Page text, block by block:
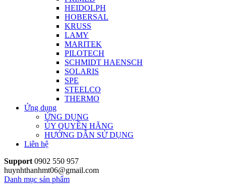
HEIDOLPH
HOBERSAL
KRUSS
LAMY
MARITEK
PILOTECH
SCHMIDT HAENSCH
SOLARIS
SPE
STEELCO
THERMO
Ứng dụng
ỨNG DỤNG
ỦY QUYỀN HÃNG
HƯỚNG DẪN SỬ DỤNG
Liên hệ
Support 0902 550 957
huynhthanhmt06@gmail.com
Danh mục sản phẩm